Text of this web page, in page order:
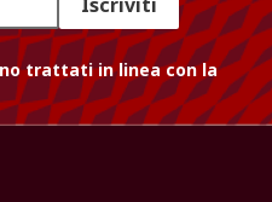
Iscriviti
trattati in linea con la